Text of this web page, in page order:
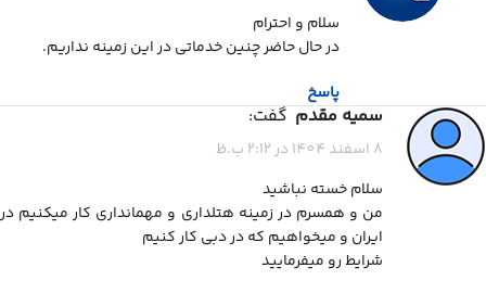
سلام و احترام
در حال حاضر چنین خدماتی در این زمینه نداریم.
پاسخ
سمیه مقدم گفت:
8 اسفند 1404 در 2:12 ب.ظ
سلام خسته نباشید
من و همسرم در زمینه هتلداری و مهمانداری کار میکنیم در
ایران و میخواهیم که در دبی کار کنیم
شرایط رو میفرمایید